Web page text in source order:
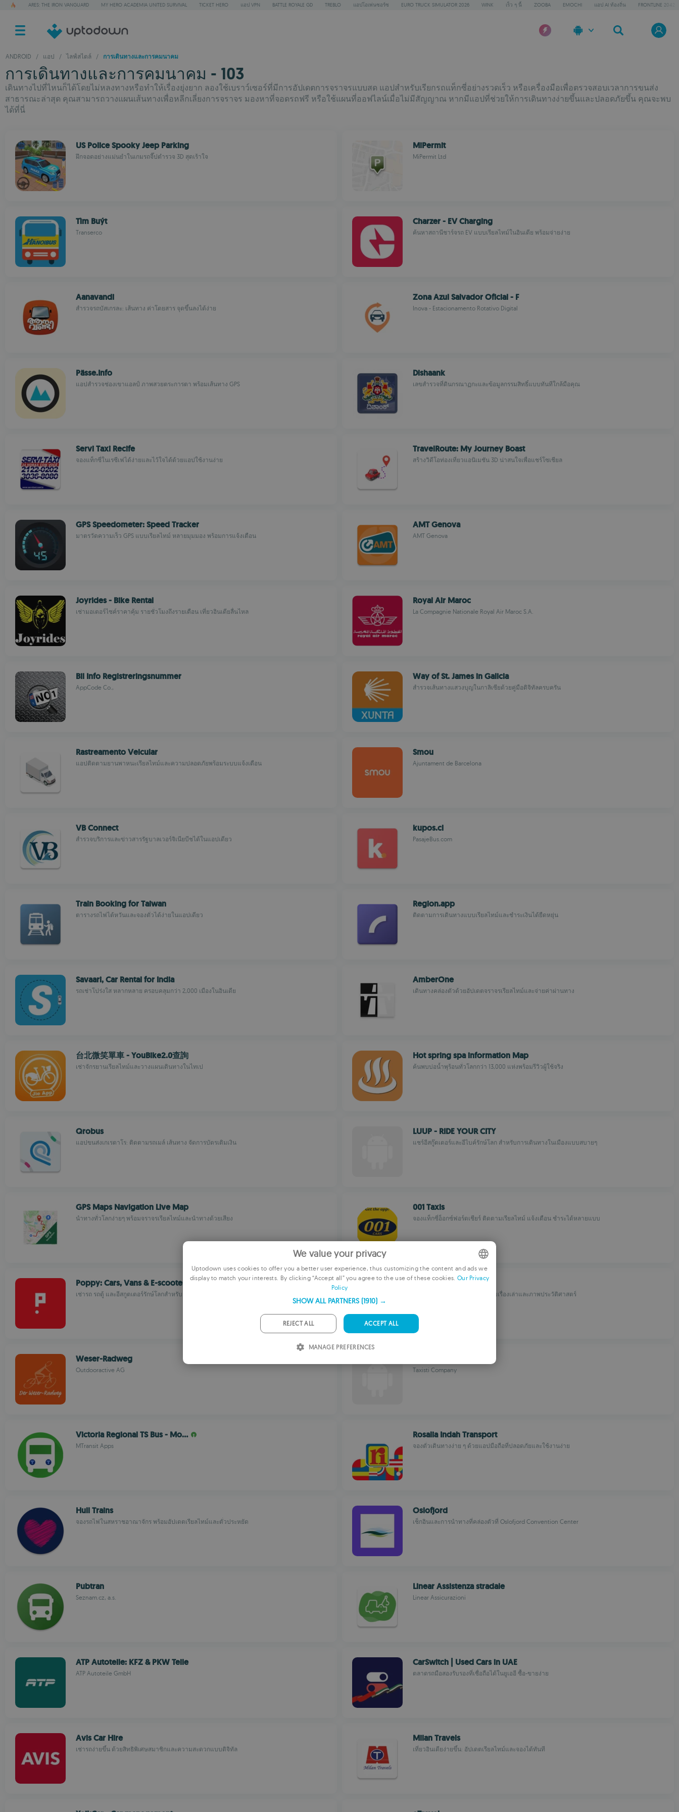
ARES: THE IRON VANGUARD MY HERO ACADEMIA UNITED SURVIVAL TICKET HERO แอป VPN BATTLE ROYALE GD TREBLO แอปโอเพ่นซอร์ซ EURO TRUCK SIMULATOR 2026 WINK เร็ว ๆ นี้ ZOOBA EMOCHI แอป AI ท้องถิ่น FRONTLINE 2042
ANDROID / แอป / ไลฟ์สไตล์ / การเดินทางและการคมนาคม
การเดินทางและการคมนาคม - 103
เดินทางไปที่ไหนก็ได้โดยไม่หลงทางหรือทำให้เรื่องยุ่งยาก ลองใช้เบราว์เซอร์ที่มีการอัปเดตการจราจรแบบสด แอปสำหรับเรียกรถแท็กซี่อย่างรวดเร็ว หรือเครื่องมือเพื่อตรวจสอบเวลาการขนส่ง
สาธารณะล่าสุด คุณสามารถวางแผนเส้นทางเพื่อหลีกเลี่ยงการจราจร มองหาที่จอดรถฟรี หรือใช้แผนที่ออฟไลน์เมื่อไม่มีสัญญาณ หากมีแอปที่ช่วยให้การเดินทางง่ายขึ้นและปลอดภัยขึ้น คุณจะพบ
ได้ที่นี่
US Police Spooky Jeep Parking
ฝึกจอดอย่างแม่นยำในเกมรถจี๊ปตำรวจ 3D สุดเร้าใจ
MiPermit
MiPermit Ltd
Tìm Buýt
Transerco
Charzer - EV Charging
ค้นหาสถานีชาร์จรถ EV แบบเรียลไทม์ในอินเดีย พร้อมจ่ายง่าย
Aanavandi
สำรวจรถบัสเกรละ: เส้นทาง ค่าโดยสาร จุดขึ้นลงได้ง่าย
Zona Azul Salvador Oficial - F
Inova - Estacionamento Rotativo Digital
Pässe.Info
แอปสำรวจช่องเขาแอลป์ ภาพสวยตระการตา พร้อมเส้นทาง GPS
Dishaank
เลขสำรวจที่ดินกรณาฏกะและข้อมูลกรรมสิทธิ์แบบทันทีใกล้มือคุณ
Servi Taxi Recife
จองแท็กซี่ในเรซีเฟได้ง่ายและไว้ใจได้ด้วยแอปใช้งานง่าย
TravelRoute: My Journey Boast
สร้างวิดีโอท่องเที่ยวแอนิเมชัน 3D น่าสนใจเพื่อแชร์โซเชียล
GPS Speedometer: Speed Tracker
มาตรวัดความเร็ว GPS แบบเรียลไทม์ หลายมุมมอง พร้อมการแจ้งเตือน
AMT Genova
AMT Genova
Joyrides - Bike Rental
เช่ามอเตอร์ไซค์ราคาคุ้ม รายชั่วโมงถึงรายเดือน เที่ยวอินเดียลื่นไหล
Royal Air Maroc
La Compagnie Nationale Royal Air Maroc S.A.
Bil Info Registreringsnummer
AppCode Co.,
Way of St. James in Galicia
สำรวจเส้นทางแสวงบุญในกาลิเซียด้วยคู่มือดิจิทัลครบครัน
Rastreamento Veicular
แอปติดตามยานพาหนะเรียลไทม์และความปลอดภัยพร้อมระบบแจ้งเตือน
Smou
Ajuntament de Barcelona
VB Connect
สำรวจบริการและข่าวสารรัฐบาลเวอร์จิเนียบีชได้ในแอปเดียว
kupos.cl
PasajeBus.com
Train Booking for Taiwan
ตารางรถไฟไต้หวันและจองตั๋วได้ง่ายในแอปเดียว
Region.app
ติดตามการเดินทางแบบเรียลไทม์และชำระเงินได้ยืดหยุ่น
Savaari, Car Rental for India
รถเช่าโปร่งใส หลากหลาย ครอบคลุมกว่า 2,000 เมืองในอินเดีย
AmberOne
เดินทางคล่องตัวด้วยอัปเดตจราจรเรียลไทม์และจ่ายค่าผ่านทาง
台北微笑單車 - YouBike2.0查詢
เช่าจักรยานเรียลไทม์และวางแผนเดินทางในไทเป
Hot spring spa information Map
ค้นพบบ่อน้ำพุร้อนทั่วโลกกว่า 13,000 แห่งพร้อมรีวิวผู้ใช้จริง
Qrobus
แอปขนส่งเกเรตาโร: ติดตามรถเมล์ เส้นทาง จัดการบัตรเติมเงิน
LUUP - RIDE YOUR CITY
แชร์อีสกู๊ตเตอร์และอีไบค์รักษ์โลก สำหรับการเดินทางในเมืองแบบสบายๆ
GPS Maps Navigation Live Map
นำทางทั่วโลกง่ายๆ พร้อมจราจรเรียลไทม์และนำทางด้วยเสียง
001 Taxis
จองแท็กซี่อ็อกซ์ฟอร์ดเชียร์ ติดตามเรียลไทม์ แจ้งเตือน ชำระได้หลายแบบ
Poppy: Cars, Vans & E-scooters
เช่ารถ รถตู้ และอีสกูตเตอร์รักษ์โลกสำหรับเดินทางในเมือง
KuLaDig
ค้นพบแหล่งมรดกด้วย GPS พร้อมเรื่องเล่าและภาพประวัติศาสตร์
Weser-Radweg
Outdooractive AG Taxisti Company
Victoria Regional TS Bus - Mo…
MTransit Apps
Rosalia Indah Transport
จองตั๋วเดินทางง่าย ๆ ด้วยแอปมือถือที่ปลอดภัยและใช้งานง่าย
Hull Trains
จองรถไฟในสหราชอาณาจักร พร้อมอัปเดตเรียลไทม์และตั๋วประหยัด
Oslofjord
เช็กอินและการนำทางที่คล่องตัวที่ Oslofjord Convention Center
Pubtran
Seznam.cz, a.s.
Linear Assistenza stradale
Linear Assicurazioni
ATP Autoteile: KFZ & PKW Teile
ATP Autoteile GmbH
CarSwitch | Used Cars in UAE
ตลาดรถมือสองรับรองที่เชื่อถือได้ในยูเออี ซื้อ-ขายง่าย
Avis Car Hire
เช่ารถง่ายขึ้น ด้วยสิทธิพิเศษสมาชิกและความสะดวกแบบดิจิทัล
Milan Travels
เที่ยวอินเดียง่ายขึ้น: อัปเดตเรียลไทม์และจองได้ทันที
ENGLISH
SPANISH
We value your privacy
Uptodown uses cookies to offer you a better user experience, thus customizing the content and ads we
display to match your interests. By clicking “Accept all” you agree to the use of these cookies. Our Privacy
Policy
SHOW ALL PARTNERS (1910) →
ACCEPT ALL
REJECT ALL
MANAGE PREFERENCES